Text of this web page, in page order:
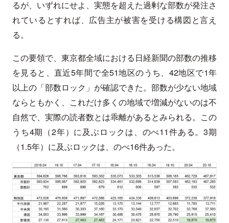
るが、いずれにせよ、実態を超えた過剰な部数が発注さ
れているとすれば、広告主が被害を受ける構図と言え
る。
この要領で、東京都全域における日経新聞の部数の推移
を見ると、直近5年間で全51地区のうち、42地区で1年
以上の「部数ロック」が確認できた。部数が少ない地域
ならともかく、これだけ多くの地域で増減がないのは不
自然で、実際の読者数とは乖離があるとみられる。この
うち4期（2年）に及ぶロックは、のべ11件ある。3期
（1.5年）に及ぶロックは、のべ16件あった。